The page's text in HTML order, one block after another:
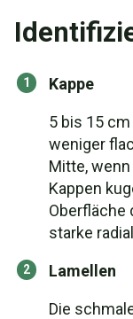
Kappe
5 bis 15
weniger
Mitte,
Kappen
Oberfläche
starke
Lamellen
Die